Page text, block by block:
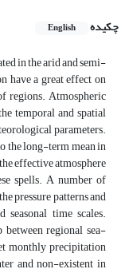
چکیده English
in the arid and semi-
have a great effect on
regions. Atmospheric
temporal and spatial
parameters.
the long-term mean in
effective atmosphere
spells. A number of
pressure patterns and
time scales.
regional sea-
monthly precipitation
and non-existent in